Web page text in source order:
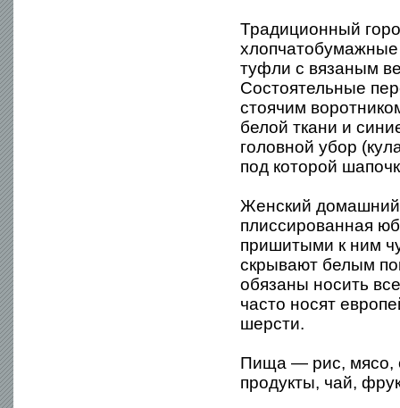
Традиционный
туфли с вязаным
Состоятельные
стоячим
белой ткани и
головной убор
под которой
Женский
плиссированная
пришитыми к ним
скрывают белым
обязаны носить
часто носят
шерсти.
Пища — рис, мясо,
продукты, чай,